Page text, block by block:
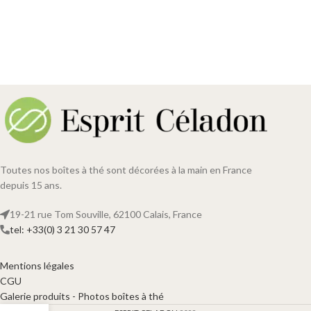
Toutes nos boîtes à thé sont décorées à la main en France
depuis 15 ans.
19-21 rue Tom Souville, 62100 Calais, France
tel: +33(0) 3 21 30 57 47
Mentions légales
CGU
Galerie produits - Photos boîtes à thé